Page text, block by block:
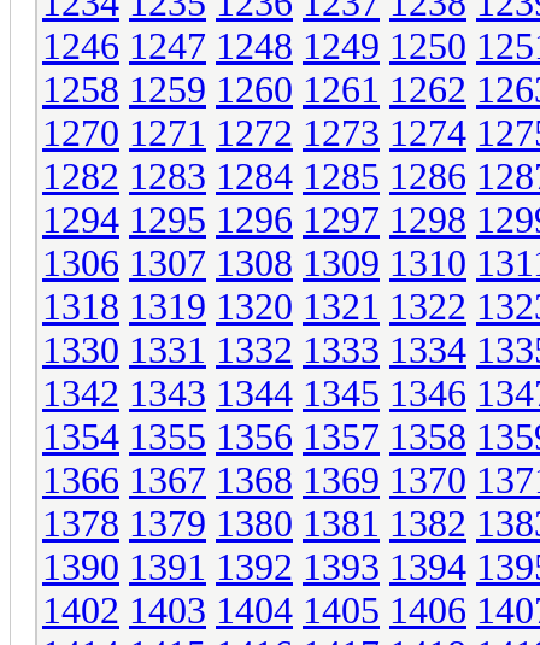
1246 1247 1248 1249 1250
1258 1259 1260 1261 1262
1270 1271 1272 1273 1274
1282 1283 1284 1285 1286
1294 1295 1296 1297 1298
1306 1307 1308 1309 1310
1318 1319 1320 1321 1322
1330 1331 1332 1333 1334
1342 1343 1344 1345 1346
1354 1355 1356 1357 1358
1366 1367 1368 1369 1370
1378 1379 1380 1381 1382
1390 1391 1392 1393 1394
1402 1403 1404 1405 1406